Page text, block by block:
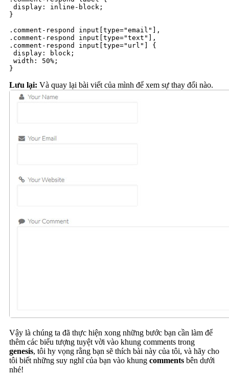
display: inline-block;
}
.comment-respond input[type="email"],
.comment-respond input[type="text"],
.comment-respond input[type="url"] {
display: block;
width: 50%;
}
Lưu lại: Và quay lại bài viết của mình để xem sự thay đổi nào.
Vậy là chúng ta đã thực hiện xong những bước bạn cần làm để
thêm các biểu tượng tuyệt vời vào khung comments trong
genesis, tôi hy vọng rằng bạn sẽ thích bài này của tôi, và hãy cho
tôi biết những suy nghĩ của bạn vào khung comments bên dưới
nhé!